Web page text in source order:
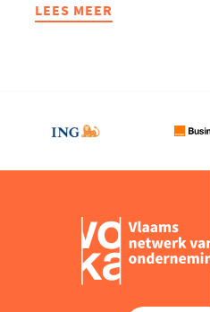
LEES MEER
ABOUT
MOTOR